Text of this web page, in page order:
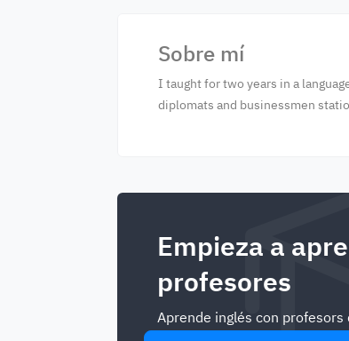
Sobre mí
I taught for two years in a
diplomats and businessmen
Empieza a
profesores
Aprende inglés con